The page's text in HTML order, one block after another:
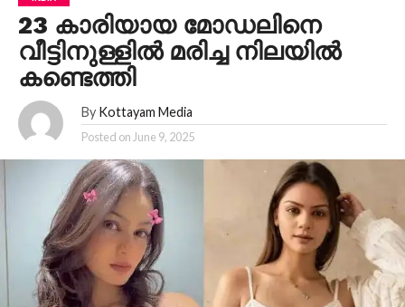
23 കാരിയായ മോഡലിനെ
വീട്ടിനുള്ളില്‍ മരിച്ച നിലയില്‍
കണ്ടെത്തി
By Kottayam Media
Posted on June 9, 2025